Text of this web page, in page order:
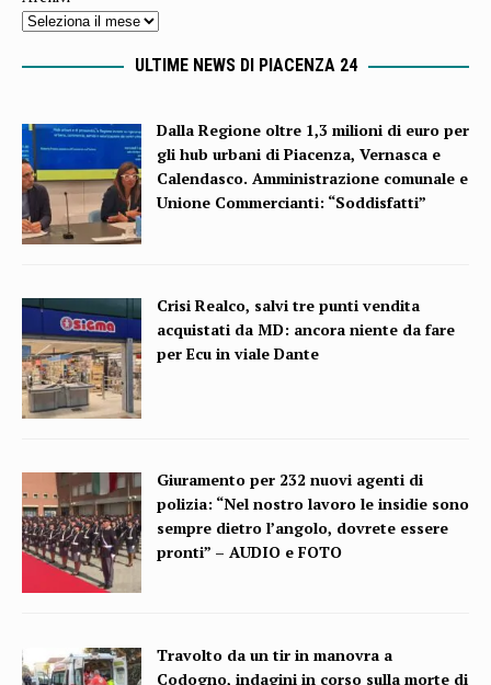
ULTIME NEWS DI PIACENZA 24
Dalla Regione oltre 1,3 milioni di euro per
gli hub urbani di Piacenza, Vernasca e
Calendasco. Amministrazione comunale e
Unione Commercianti: “Soddisfatti”
Crisi Realco, salvi tre punti vendita
acquistati da MD: ancora niente da fare
per Ecu in viale Dante
Giuramento per 232 nuovi agenti di
polizia: “Nel nostro lavoro le insidie sono
sempre dietro l’angolo, dovrete essere
pronti” – AUDIO e FOTO
Travolto da un tir in manovra a
Codogno, indagini in corso sulla morte di